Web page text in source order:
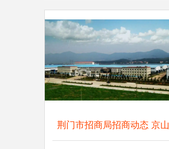
荆门市招商局招商动态 京山